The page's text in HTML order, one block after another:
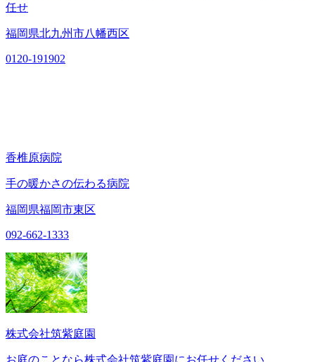
任せ
福岡県北九州市八幡西区
0120-191902
香椎原病院
手の暖かさの伝わる病院
福岡県福岡市東区
092-662-1333
株式会社筑紫庭園
お庭のことなら株式会社筑紫庭園にお任せください